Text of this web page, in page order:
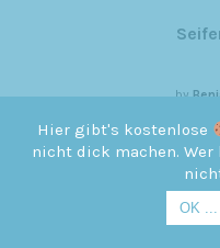
by
Hier gibt's kostenlose
nicht dick machen.
OK ...